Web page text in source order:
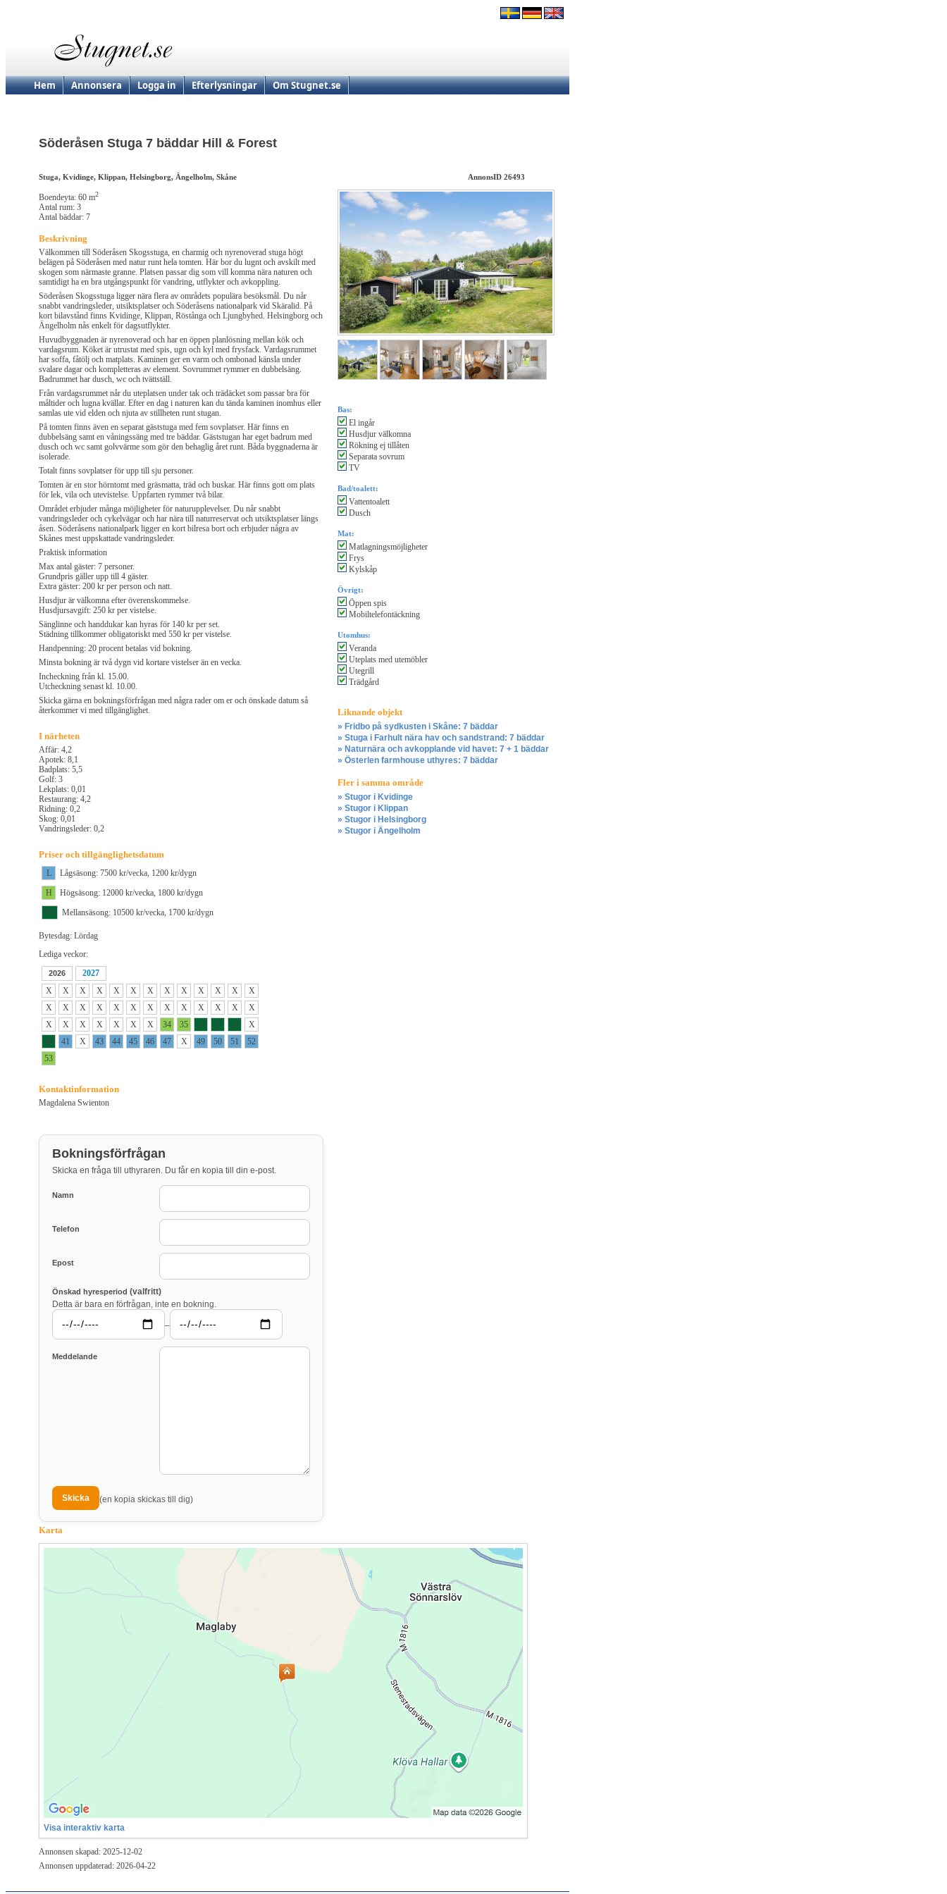
Hem Annonsera Logga in Efterlysningar Om Stugnet.se
Söderåsen Stuga 7 bäddar Hill & Forest
Stuga, Kvidinge, Klippan, Helsingborg, Ängelholm, Skåne AnnonsID 26493
Boendeyta: 60 m2
Antal rum: 3
Antal bäddar: 7
Beskrivning
Välkommen till Söderåsen Skogsstuga, en charmig och nyrenoverad stuga högt
belägen på Söderåsen med natur runt hela tomten. Här bor du lugnt och avskilt med
skogen som närmaste granne. Platsen passar dig som vill komma nära naturen och
samtidigt ha en bra utgångspunkt för vandring, utflykter och avkoppling.
Söderåsen Skogsstuga ligger nära flera av områdets populära besöksmål. Du når
snabbt vandringsleder, utsiktsplatser och Söderåsens nationalpark vid Skäralid. På
kort bilavstånd finns Kvidinge, Klippan, Röstånga och Ljungbyhed. Helsingborg och
Ängelholm nås enkelt för dagsutflykter.
Huvudbyggnaden är nyrenoverad och har en öppen planlösning mellan kök och
vardagsrum. Köket är utrustat med spis, ugn och kyl med frysfack. Vardagsrummet
har soffa, fåtölj och matplats. Kaminen ger en varm och ombonad känsla under
svalare dagar och kompletteras av element. Sovrummet rymmer en dubbelsäng.
Badrummet har dusch, wc och tvättställ.
Från vardagsrummet når du uteplatsen under tak och trädäcket som passar bra för
måltider och lugna kvällar. Efter en dag i naturen kan du tända kaminen inomhus eller
samlas ute vid elden och njuta av stillheten runt stugan.
På tomten finns även en separat gäststuga med fem sovplatser. Här finns en
dubbelsäng samt en våningssäng med tre bäddar. Gäststugan har eget badrum med
dusch och wc samt golvvärme som gör den behaglig året runt. Båda byggnaderna är
isolerade.
Totalt finns sovplatser för upp till sju personer.
Tomten är en stor hörntomt med gräsmatta, träd och buskar. Här finns gott om plats
för lek, vila och utevistelse. Uppfarten rymmer två bilar.
Området erbjuder många möjligheter för naturupplevelser. Du når snabbt
vandringsleder och cykelvägar och har nära till naturreservat och utsiktsplatser längs
åsen. Söderåsens nationalpark ligger en kort bilresa bort och erbjuder några av
Skånes mest uppskattade vandringsleder.
Praktisk information
Max antal gäster: 7 personer.
Grundpris gäller upp till 4 gäster.
Extra gäster: 200 kr per person och natt.
Husdjur är välkomna efter överenskommelse.
Husdjursavgift: 250 kr per vistelse.
Sänglinne och handdukar kan hyras för 140 kr per set.
Städning tillkommer obligatoriskt med 550 kr per vistelse.
Handpenning: 20 procent betalas vid bokning.
Minsta bokning är två dygn vid kortare vistelser än en vecka.
Incheckning från kl. 15.00.
Utcheckning senast kl. 10.00.
Skicka gärna en bokningsförfrågan med några rader om er och önskade datum så
återkommer vi med tillgänglighet.
I närheten
Affär: 4,2
Apotek: 8,1
Badplats: 5,5
Golf: 3
Lekplats: 0,01
Restaurang: 4,2
Ridning: 0,2
Skog: 0,01
Vandringsleder: 0,2
Priser och tillgänglighetsdatum
L
Lågsäsong: 7500 kr/vecka, 1200 kr/dygn
H
Högsäsong: 12000 kr/vecka, 1800 kr/dygn
M1
Mellansäsong: 10500 kr/vecka, 1700 kr/dygn
Bytesdag: Lördag
Lediga veckor:
2026
2027
X
X X X X X X X X X X X
X
X
X X X X X X X X X X X
X
X
X X X X X X 34 35 36 37 38
X
40
41 X 43 44 45 46 47 X 49 50 51
52
53
Kontaktinformation
Magdalena Swienton
Bokningsförfrågan
Skicka en fråga till uthyraren. Du får en kopia till din e-post.
Namn
Telefon
Epost
Önskad hyresperiod (valfritt)
Detta är bara en förfrågan, inte en bokning.
–
Meddelande
(en kopia skickas till dig)
Bas:
El ingår
Husdjur välkomna
Rökning ej tillåten
Separata sovrum
TV
Bad/toalett:
Vattentoalett
Dusch
Mat:
Matlagningsmöjligheter
Frys
Kylskåp
Övrigt:
Öppen spis
Mobiltelefontäckning
Utomhus:
Veranda
Uteplats med utemöbler
Utegrill
Trädgård
Liknande objekt
» Fridbo på sydkusten i Skåne: 7 bäddar
» Stuga i Farhult nära hav och sandstrand: 7 bäddar
» Naturnära och avkopplande vid havet: 7 + 1 bäddar
» Österlen farmhouse uthyres: 7 bäddar
Fler i samma område
» Stugor i Kvidinge
» Stugor i Klippan
» Stugor i Helsingborg
» Stugor i Ängelholm
Karta
Visa interaktiv karta
Annonsen skapad: 2025-12-02
Annonsen uppdaterad: 2026-04-22